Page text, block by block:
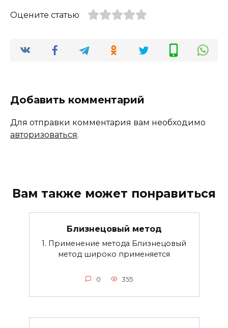
Оцените статью
Добавить комментарий
Для отправки комментария вам необходимо
авторизоваться.
Вам также может понравиться
Близнецовый метод
1. Применение метода Близнецовый
метод широко применяется
0 355